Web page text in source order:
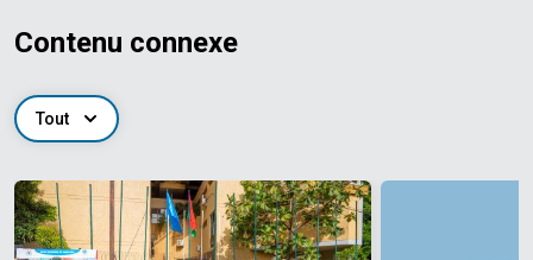
Contenu connexe
Tout